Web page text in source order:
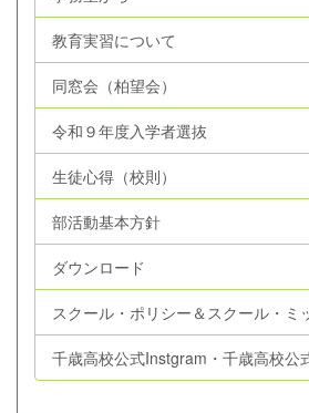
教育実習について
同窓会（柏望会）
令和９年度入学者選抜
生徒心得（校則）
部活動基本方針
ダウンロード
スクール・ポリシー＆スクール・ミ
千歳高校公式Instgram・千歳高校公